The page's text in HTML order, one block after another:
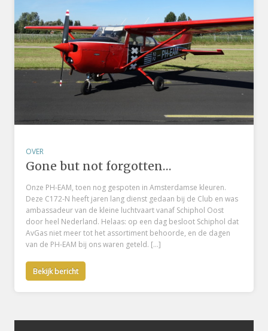
OVER
Gone but not forgotten…
Onze PH-EAM, toen nog gespoten in Amsterdamse kleuren.
Deze C172-N heeft jaren lang dienst gedaan bij de Club en was
ambassadeur van de kleine luchtvaart vanaf Schiphol Oost
door heel Nederland. Helaas: op een dag besloot Schiphol dat
AvGas niet meer tot het assortiment behoorde, en de dagen
van de PH-EAM bij ons waren geteld. […]
Bekijk bericht